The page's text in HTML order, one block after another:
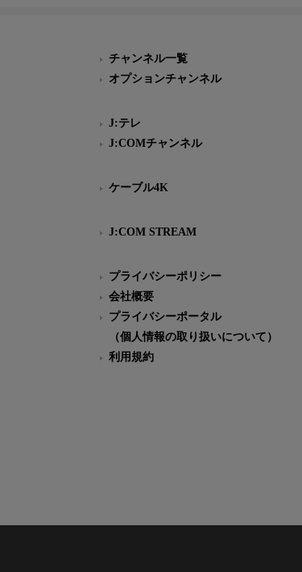
チャンネル一覧
オプションチャンネル
J:テレ
J:COMチャンネル
ケーブル4K
J:COM STREAM
プライバシーポリシー
会社概要
プライバシーポータル
（個人情報の取り扱いについて）
利用規約